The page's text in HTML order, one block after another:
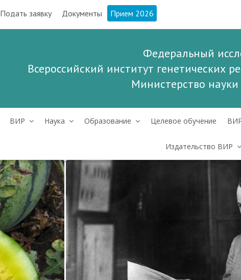
Подать заявку Документы Прием 2026
Федеральный
Всероссийский институт генетических
Министерство
ВИР Наука Образование Целевое обучение
Издательство ВИР